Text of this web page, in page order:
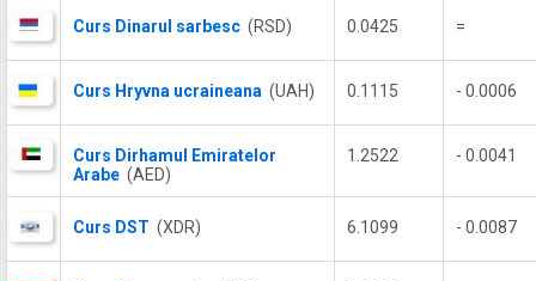
Curs Dinarul sarbesc (RSD) 0.0425 =
Curs Hryvna ucraineana (UAH) 0.1115 - 0.0006
Curs Dirhamul Emiratelor
Arabe (AED)
1.2522 - 0.0041
Curs DST (XDR) 6.1099 - 0.0087